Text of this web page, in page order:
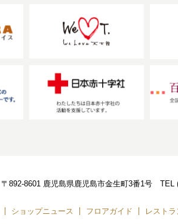
〒892-8601 鹿児島県鹿児島市金生町3番1号 TEL
ショップニュース フロアガイド レスト